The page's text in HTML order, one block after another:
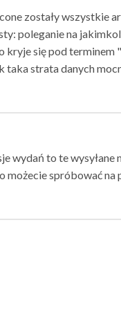
zostały wszystkie
poleganie na
kryje się pod
taka strata danych
wydań to te
możecie spróbować na